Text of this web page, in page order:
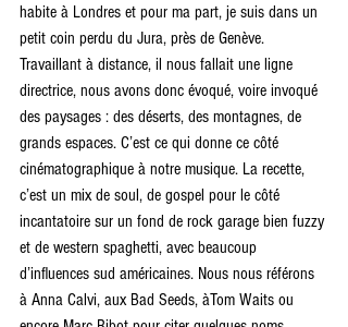
habite à Londres et pour ma part, je suis dans un
petit coin perdu du Jura, près de Genève.
Travaillant à distance, il nous fallait une ligne
directrice, nous avons donc évoqué, voire invoqué
des paysages : des déserts, des montagnes, de
grands espaces. C’est ce qui donne ce côté
cinématographique à notre musique. La recette,
c’est un mix de soul, de gospel pour le côté
incantatoire sur un fond de rock garage bien fuzzy
et de western spaghetti, avec beaucoup
d’influences sud américaines. Nous nous référons
à Anna Calvi, aux Bad Seeds, àTom Waits ou